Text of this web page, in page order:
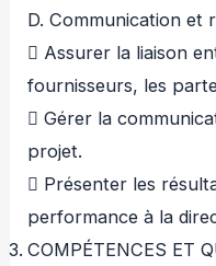
D. Communication et
 Assurer la liaison
fournisseurs, les
 Gérer la
projet.
 Présenter les
performance à la
COMPÉTENCES ET